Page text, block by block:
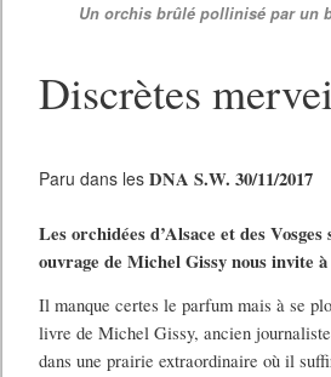
Un orchis brûlé pollinisé par un
Discrètes
Paru dans les DNA S.W. 30/11/2017
Les orchidées d’Alsace et des
ouvrage de Michel Gissy nous invite
Il manque certes le parfum mais à se
livre de Michel Gissy, ancien
dans une prairie extraordinaire où il